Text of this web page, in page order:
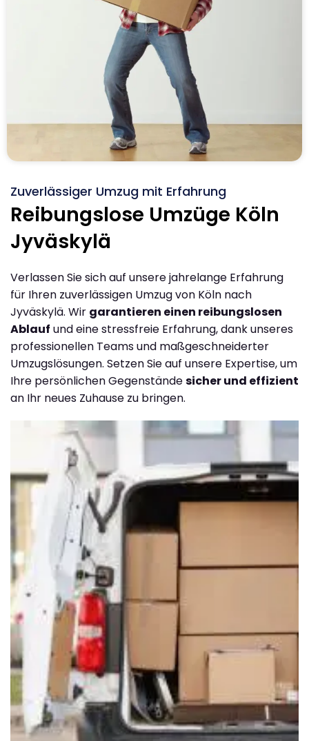
Zuverlässiger Umzug mit Erfahrung
Reibungslose Umzüge Köln
Jyväskylä
Verlassen Sie sich auf unsere jahrelange Erfahrung
für Ihren zuverlässigen Umzug von Köln nach
Jyväskylä. Wir garantieren einen reibungslosen
Ablauf und eine stressfreie Erfahrung, dank unseres
professionellen Teams und maßgeschneiderter
Umzugslösungen. Setzen Sie auf unsere Expertise, um
Ihre persönlichen Gegenständesicher und effizient
an Ihr neues Zuhause zu bringen.